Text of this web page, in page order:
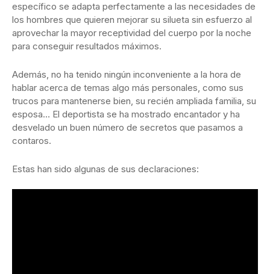
específico se adapta perfectamente a las necesidades de
los hombres que quieren mejorar su silueta sin esfuerzo al
aprovechar la mayor receptividad del cuerpo por la noche
para conseguir resultados máximos.
Además, no ha tenido ningún inconveniente a la hora de
hablar acerca de temas algo más personales, como sus
trucos para mantenerse bien, su recién ampliada familia, su
esposa… El deportista se ha mostrado encantador y ha
desvelado un buen número de secretos que pasamos a
contaros.
Estas han sido algunas de sus declaraciones: